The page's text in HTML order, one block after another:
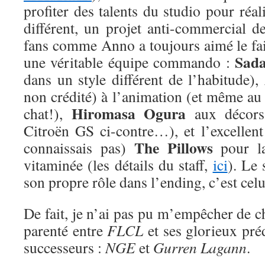
profiter des talents du studio pour
différent, un projet anti-commercial
fans comme Anno a toujours aimé le
une véritable équipe commando :
dans un style différent de l’habitude),
non crédité) à l’animation (et même
chat!), Hiromasa Ogura aux
Citroën GS ci-contre…), et
connaissais pas) The Pillowspour la
vitaminée (les détails du staff, ici). Le
son propre rôle dans l’ending, c’est
De fait, je n’ai pas pu m’empêcher de
parenté entreFLCL et ses glorieux
successeurs :NGEet Gurren Lagann.